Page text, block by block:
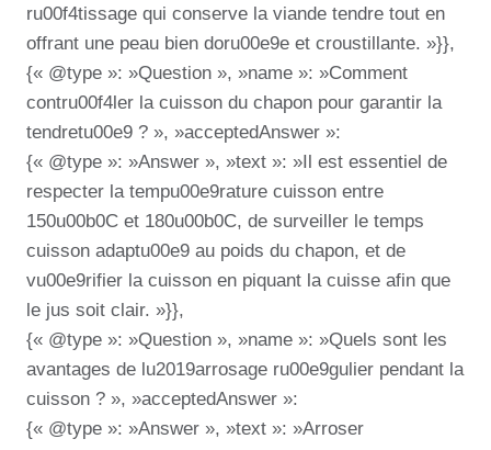
ru00f4tissage qui conserve la viande tendre tout en
offrant une peau bien doru00e9e et croustillante. »}},
{« @type »: »Question », »name »: »Comment
contru00f4ler la cuisson du chapon pour garantir la
tendretu00e9 ? », »acceptedAnswer »:
{« @type »: »Answer », »text »: »Il est essentiel de
respecter la tempu00e9rature cuisson entre
150u00b0C et 180u00b0C, de surveiller le temps
cuisson adaptu00e9 au poids du chapon, et de
vu00e9rifier la cuisson en piquant la cuisse afin que
le jus soit clair. »}},
{« @type »: »Question », »name »: »Quels sont les
avantages de lu2019arrosage ru00e9gulier pendant la
cuisson ? », »acceptedAnswer »:
{« @type »: »Answer », »text »: »Arroser